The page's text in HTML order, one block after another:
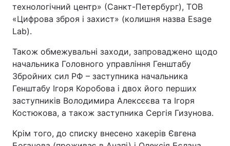
технологічний центр» (Санкт-Петербург), ТОВ
«Цифрова зброя і захист» (колишня назва Esage
Lab).
Також обмежувальні заходи, запроваджено щодо
начальника Головного управління Генштабу
Збройних сил РФ – заступника начальника
Генштабу Ігоря Коробова і двох його перших
заступників Володимира Алексєєва та Ігоря
Костюкова, а також заступника Сергія Гизунова.
Крім того, до списку внесено хакерів Євгена